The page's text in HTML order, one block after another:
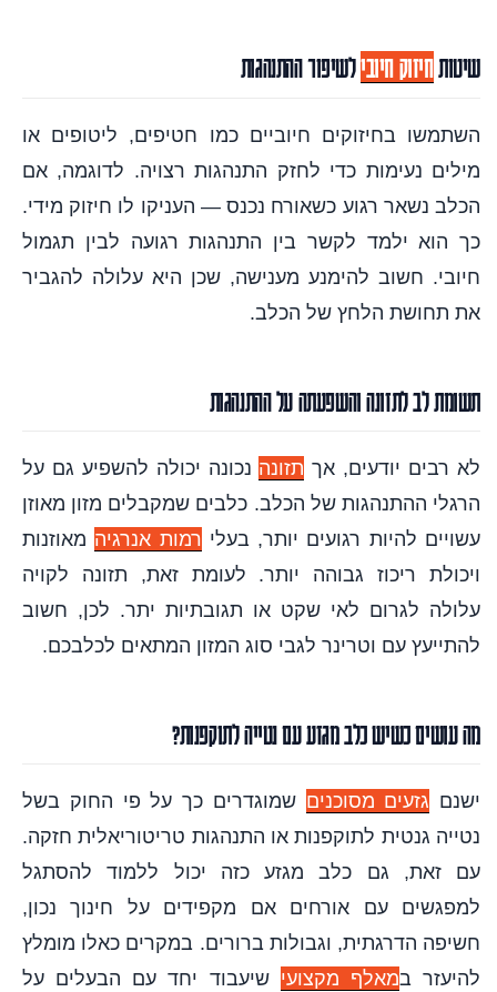
שיטותחיזוק חיובילשיפור ההתנהגות
השתמשו בחיזוקים חיוביים כמו חטיפים, ליטופים או
מילים נעימות כדי לחזק התנהגות רצויה. לדוגמה, אם
הכלב נשאר רגוע כשאורח נכנס — העניקו לו חיזוק מידי.
כך הוא ילמד לקשר בין התנהגות רגועה לבין תגמול
חיובי. חשוב להימנע מענישה, שכן היא עלולה להגביר
את תחושת הלחץ של הכלב.
תשומת לב לתזונה והשפעתה על ההתנהגות
לא רבים יודעים, אך תזונה נכונה יכולה להשפיע גם על
הרגלי ההתנהגות של הכלב. כלבים שמקבלים מזון מאוזן
עשויים להיות רגועים יותר, בעלי רמות אנרגיה מאוזנות
ויכולת ריכוז גבוהה יותר. לעומת זאת, תזונה לקויה
עלולה לגרום לאי שקט או תגובתיות יתר. לכן, חשוב
להתייעץ עם וטרינר לגבי סוג המזון המתאים לכלבכם.
מה עושים כשיש כלב מגזע עם נטייה לתוקפנות?
ישנם גזעים מסוכנים שמוגדרים כך על פי החוק בשל
נטייה גנטית לתוקפנות או התנהגות טריטוריאלית חזקה.
עם זאת, גם כלב מגזע כזה יכול ללמוד להסתגל
למפגשים עם אורחים אם מקפידים על חינוך נכון,
חשיפה הדרגתית, וגבולות ברורים. במקרים כאלו מומלץ
להיעזר במאלף מקצועי שיעבוד יחד עם הבעלים על